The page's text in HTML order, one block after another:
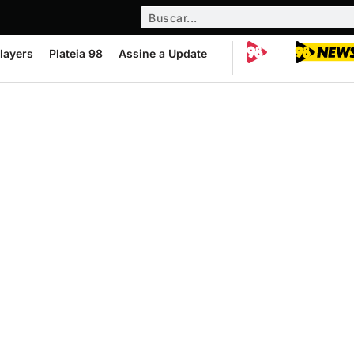
Plateia 98 Assine a Update